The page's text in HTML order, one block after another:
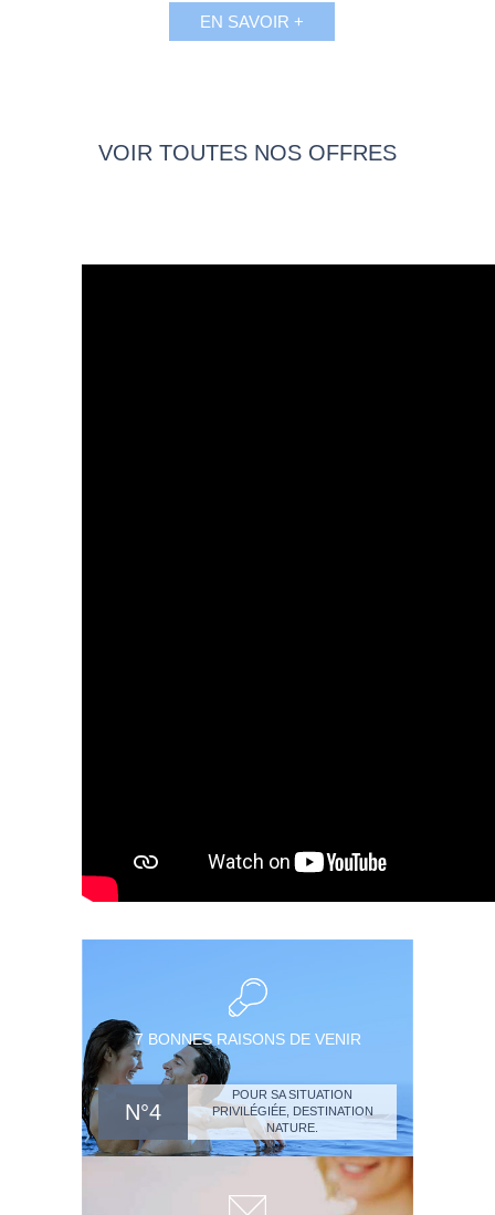
EN SAVOIR +
VOIR TOUTES NOS OFFRES
7 BONNES RAISONS DE VENIR
N°4
POUR SA SITUATION
PRIVILÉGIÉE, DESTINATION
NATURE.